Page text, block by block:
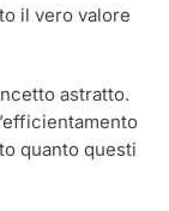
il vero valore
astratto.
quanto questi